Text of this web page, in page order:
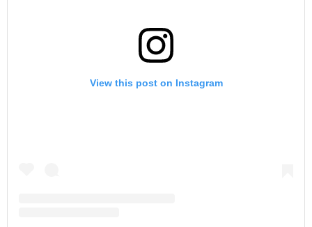
View this post on Instagram